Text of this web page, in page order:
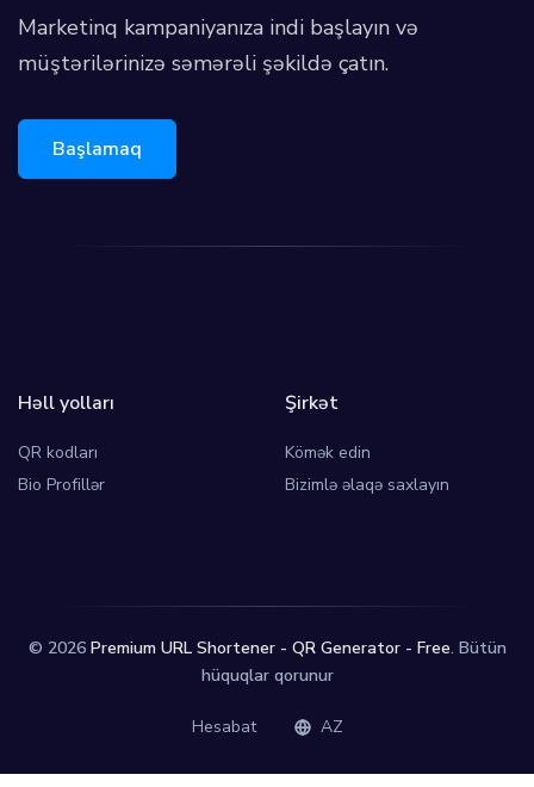
Marketinq kampaniyanıza indi başlayın və
müştərilərinizə səmərəli şəkildə çatın.
Başlamaq
Həll yolları
QR kodları
Bio Profillər
Şirkət
Kömək edin
Bizimlə əlaqə saxlayın
© 2026 Premium URL Shortener - QR Generator - Free. Bütün
hüquqlar qorunur
Hesabat AZ